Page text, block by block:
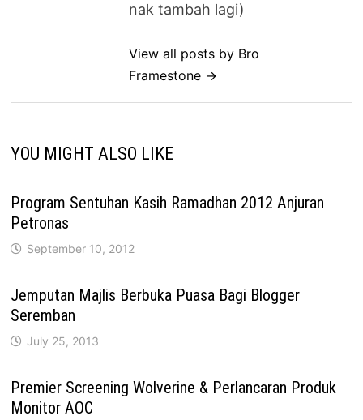
nak tambah lagi)
View all posts by Bro
Framestone →
YOU MIGHT ALSO LIKE
Program Sentuhan Kasih Ramadhan 2012 Anjuran
Petronas
September 10, 2012
Jemputan Majlis Berbuka Puasa Bagi Blogger
Seremban
July 25, 2013
Premier Screening Wolverine & Perlancaran Produk
Monitor AOC